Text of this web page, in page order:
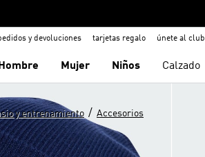
y devoluciones tarjetas regalo únete al club
Hombre Mujer Niños Calzado
y entrenamiento / Accesorios